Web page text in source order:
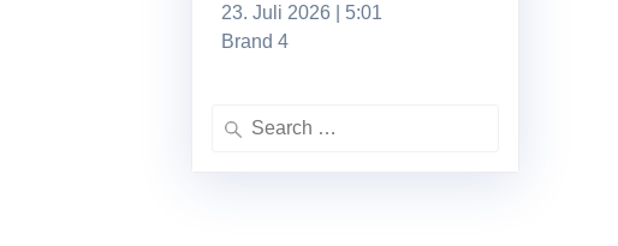
23. Juli 2026
5:01
Brand 4
Search